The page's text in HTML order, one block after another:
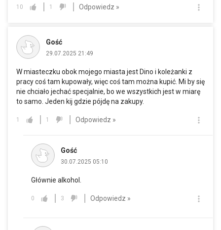
10 1 Odpowiedz »
Gość
29.07.2025 21:49
W miasteczku obok mojego miasta jest Dino i koleżanki z
pracy coś tam kupowały, więc coś tam można kupić. Mi by się
nie chciało jechać specjalnie, bo we wszystkich jest w miarę
to samo. Jeden kij gdzie pójdę na zakupy.
1 1 Odpowiedz »
Gość
30.07.2025 05:10
Głównie alkohol.
0 3 Odpowiedz »